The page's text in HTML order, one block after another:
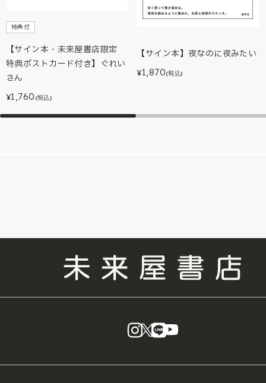
特典付
【サイン本・未来屋書店限定
特典ポストカード付き】ぐれい
さん
¥1,760 (税込)
【サイン本】夜なのに夜みたい
¥1,870(税込)
instagram
X LINE